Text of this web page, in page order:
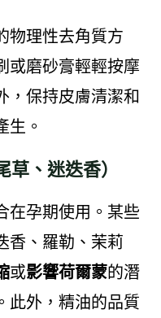
物理性去角質方
或磨砂膏輕輕按摩
，保持皮膚清潔和
生。
、迷迭香）
在孕期使用。某些
香、羅勒、茉莉
或影響荷爾蒙的潛
此外，精油的品質